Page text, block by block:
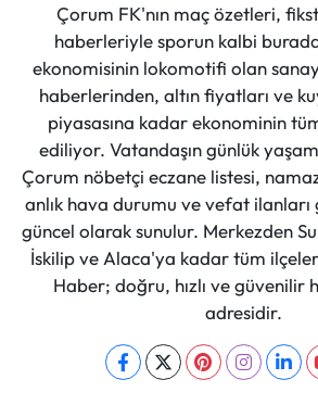
Çorum FK'nın maç özetleri,
haberleriyle sporun kalbi
ekonomisinin lokomotifi olan
haberlerinden, altın fiyatları ve
piyasasına kadar ekonominin
ediliyor. Vatandaşın günlük
Çorum nöbetçi eczane listesi,
anlık hava durumu ve vefat
güncel olarak sunulur. Merkezden
İskilip ve Alaca'ya kadar tüm
Haber; doğru, hızlı ve güvenilir
adresidir.